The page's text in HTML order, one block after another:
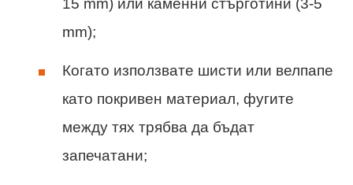
15 mm) или каменни стърготини (3-5
mm);
Когато използвате шисти или велпапе
като покривен материал, фугите
между тях трябва да бъдат
запечатани;